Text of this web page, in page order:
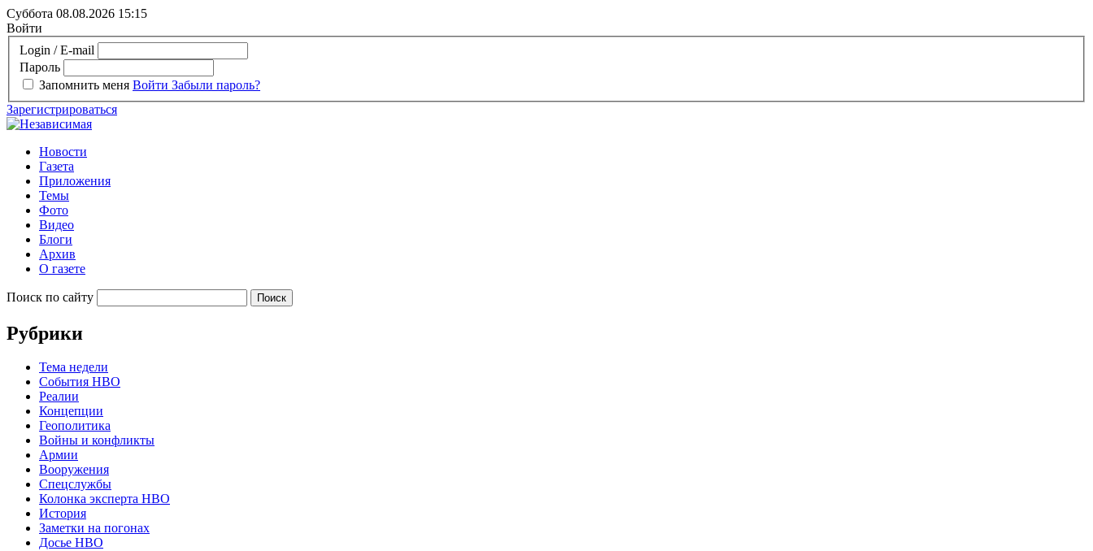
Суббота 08.08.2026 15:15
Войти
Login / E-mail
Пароль
Запомнить меня Войти Забыли пароль?
Зарегистрироваться
Новости
Газета
Приложения
Темы
Фото
Видео
Блоги
Архив
О газете
Поиск по сайту
Рубрики
Тема недели
События НВО
Реалии
Концепции
Геополитика
Войны и конфликты
Армии
Вооружения
Спецслужбы
Колонка эксперта НВО
История
Заметки на погонах
Досье НВО